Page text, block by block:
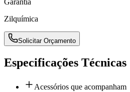
Zilquímica
Solicitar Orçamento
Especificações Técnicas
Acessórios que acompanham